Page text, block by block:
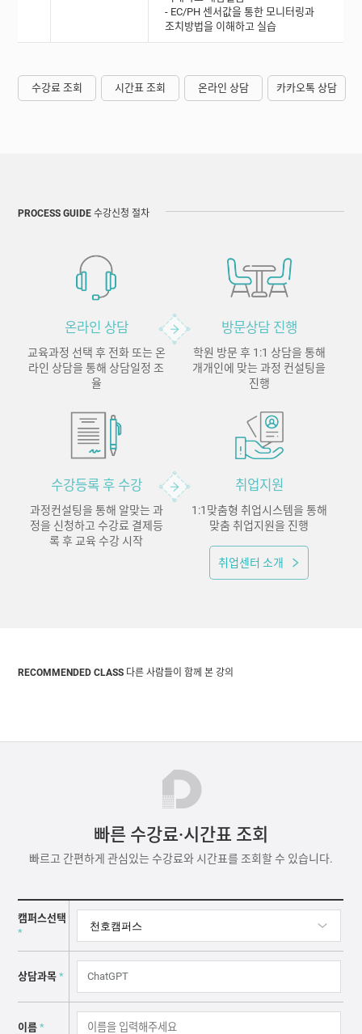
- EC/PH 센서값을 통한 모니터링과
조치방법을 이해하고 실습
수강료 조회 시간표 조회 온라인 상담 카카오톡 상담
PROCESS GUIDE 수강신청 절차
온라인 상담
교육과정 선택 후 전화 또는 온
라인 상담을 통해 상담일정 조
율
방문상담 진행
학원 방문 후 1:1 상담을 통해
개개인에 맞는 과정 컨설팅을
진행
수강등록 후 수강
과정컨설팅을 통해 알맞는 과
정을 신청하고 수강료 결제등
록 후 교육 수강 시작
취업지원
1:1맞춤형 취업시스템을 통해
맞춤 취업지원을 진행
취업센터 소개
RECOMMENDED CLASS 다른 사람들이 함께 본 강의
빠른 수강료·시간표 조회
빠르고 간편하게 관심있는 수강료와 시간표를 조회할 수 있습니다.
캠퍼스선택
*
상담과목 *
이름 *